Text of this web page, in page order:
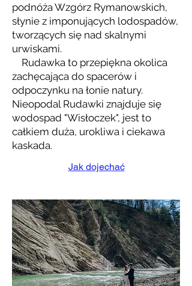
podnóża Wzgórz Rymanowskich,
słynie z imponujących lodospadów,
tworzących się nad skalnymi
urwiskami.
Rudawka to przepiękna okolica
zachęcająca do spacerów i
odpoczynku na łonie natury.
Nieopodal Rudawki znajduje się
wodospad "Wisłoczek", jest to
całkiem duża, urokliwa i ciekawa
kaskada.
Jak dojechać